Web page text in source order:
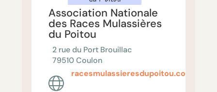
Association Nationale
des Races Mulassières
du Poitou
2 rue du Port Brouillac
79510 Coulon
racesmulassieresdupoitou.com